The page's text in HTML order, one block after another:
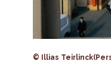
© Illias